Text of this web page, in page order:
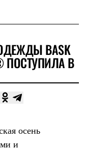
BASK
ПОСТУПИЛА В
осень
и